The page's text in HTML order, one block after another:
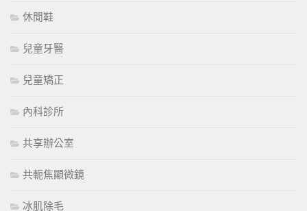
休閒鞋
兒童牙醫
兒童矯正
內科診所
共享辦公室
共軛焦顯微鏡
冰肌除毛